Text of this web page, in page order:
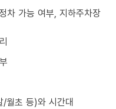
차 가능 여부, 지하주차장
월초 등)와 시간대